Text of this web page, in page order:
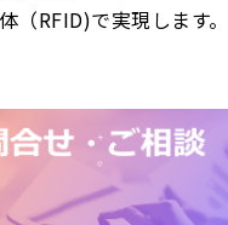
（RFID)で実現します。